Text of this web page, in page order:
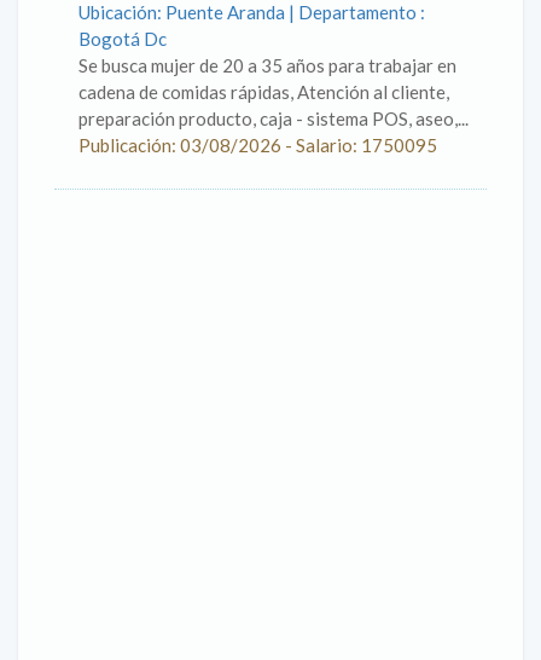
Ubicación: Puente Aranda | Departamento :
Bogotá Dc
Se busca mujer de 20 a 35 años para trabajar en
cadena de comidas rápidas, Atención al cliente,
preparación producto, caja - sistema POS, aseo,...
Publicación: 03/08/2026 - Salario: 1750095